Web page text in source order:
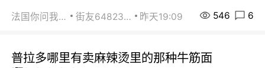
法国你问我答 街友64823891 昨天19:09 546 6
普拉多哪里有卖麻辣烫里的那种牛筋面